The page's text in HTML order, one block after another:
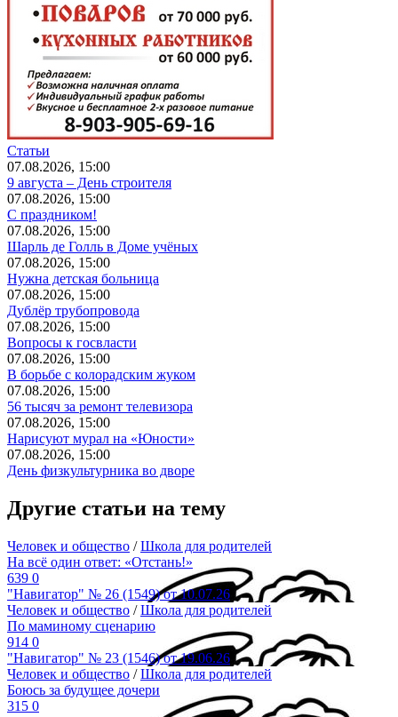
Статьи
07.08.2026, 15:00
9 августа – День строителя
07.08.2026, 15:00
С праздником!
07.08.2026, 15:00
Шарль де Голль в Доме учёных
07.08.2026, 15:00
Нужна детская больница
07.08.2026, 15:00
Дублёр трубопровода
07.08.2026, 15:00
Вопросы к госвласти
07.08.2026, 15:00
В борьбе с колорадским жуком
07.08.2026, 15:00
56 тысяч за ремонт телевизора
07.08.2026, 15:00
Нарисуют мурал на «Юности»
07.08.2026, 15:00
День физкультурника во дворе
Другие статьи на тему
Человек и общество /Школа для родителей
На всё один ответ: «Отстань!»
639 0
"Навигатор" № 26 (1549) от 10.07.26
Человек и общество /Школа для родителей
По маминому сценарию
914 0
"Навигатор" № 23 (1546) от 19.06.26
Человек и общество /Школа для родителей
Боюсь за будущее дочери
315 0